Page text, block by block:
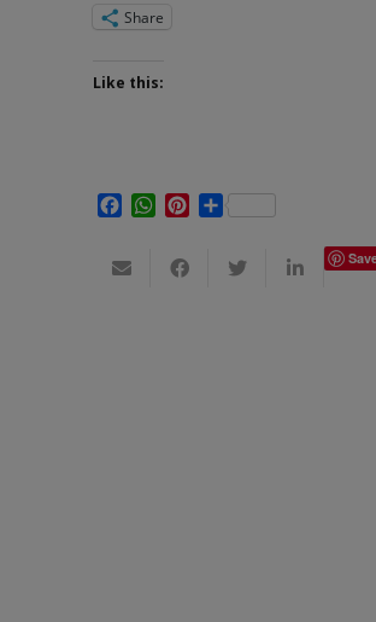
Share
Like this:
Facebook
WhatsApp
Pinterest
Share